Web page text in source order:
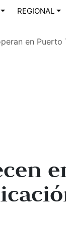
REGIONAL
en Puerto